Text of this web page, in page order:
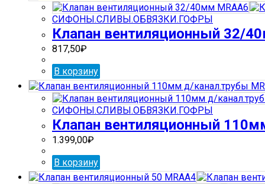
СИФОНЫ.СЛИВЫ.ОБВЯЗКИ.ГОФРЫ
Клапан вентиляционный 32/
817,50₽
В корзину
СИФОНЫ.СЛИВЫ.ОБВЯЗКИ.ГОФРЫ
Клапан вентиляционный
1.399,00₽
В корзину